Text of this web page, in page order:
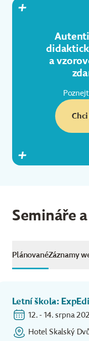
a
Semináře
PlánovanéZáznamy
Letní škola:
12. - 14. srpna
Hotel Skalský